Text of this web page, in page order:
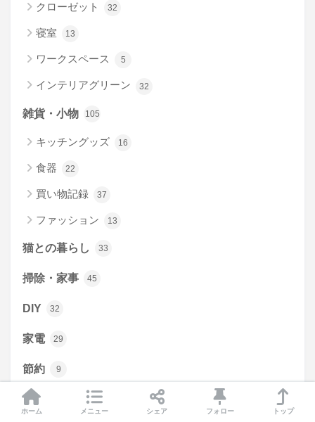
クローゼット 32
寝室 13
ワークスペース 5
インテリアグリーン 32
雑貨・小物 105
キッチングッズ 16
食器 22
買い物記録 37
ファッション 13
猫との暮らし 33
掃除・家事 45
DIY 32
家電 29
節約 9
もしもの備え 15
ホーム メニュー シェア フォロー トップ